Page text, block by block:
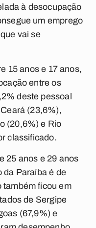
à desocupação
um emprego
vai se
15 anos e 17 anos,
entre os
deste pessoal
(23,6%),
(20,6%) e Rio
classificado.
25 anos e 29 anos
da Paraíba é de
também ficou em
de Sergipe
(67,9%) e